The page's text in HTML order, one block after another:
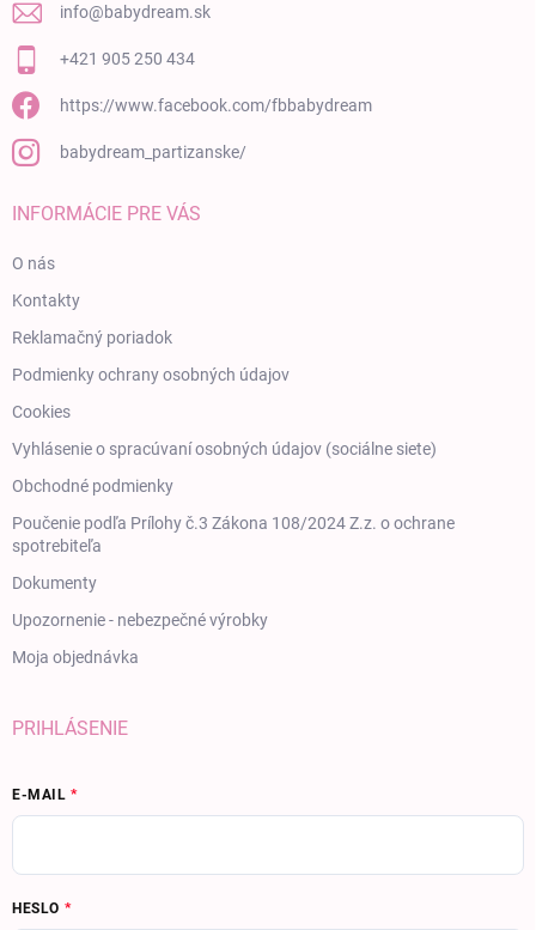
info@babydream.sk
+421 905 250 434
https://www.facebook.com/fbbabydream
babydream_partizanske/
INFORMÁCIE PRE VÁS
O nás
Kontakty
Reklamačný poriadok
Podmienky ochrany osobných údajov
Cookies
Vyhlásenie o spracúvaní osobných údajov (sociálne siete)
Obchodné podmienky
Poučenie podľa Prílohy č.3 Zákona 108/2024 Z.z. o ochrane
spotrebiteľa
Dokumenty
Upozornenie - nebezpečné výrobky
Moja objednávka
PRIHLÁSENIE
E-MAIL
HESLO